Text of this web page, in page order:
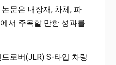
문은 내장재, 차체, 파
서 주목할 만한 성과를
로버(JLR) S-타입 차량